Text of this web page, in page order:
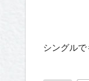
シングルで